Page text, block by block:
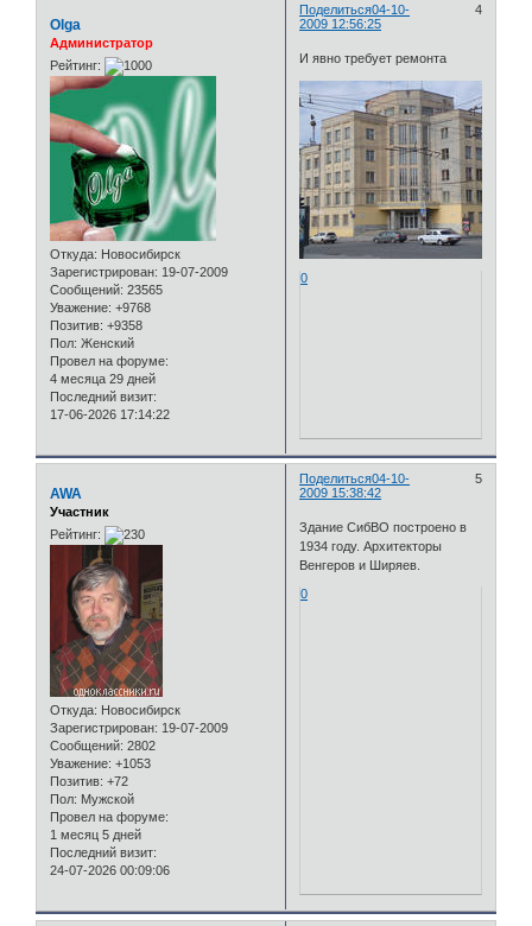
Поделиться 4
04-10-
2009 12:56:25
Olga
Администратор
Рейтинг:
Откуда: Новосибирск
Зарегистрирован: 19-07-2009
Сообщений: 23565
Уважение: +9768
Позитив: +9358
Пол: Женский
Провел на форуме:
4 месяца 29 дней
Последний визит:
17-06-2026 17:14:22
И явно требует ремонта
0
Поделиться 5
04-10-
2009 15:38:42
AWA
Участник
Рейтинг:
Откуда: Новосибирск
Зарегистрирован: 19-07-2009
Сообщений: 2802
Уважение: +1053
Позитив: +72
Пол: Мужской
Провел на форуме:
1 месяц 5 дней
Последний визит:
24-07-2026 00:09:06
Здание СибВО построено в
1934 году. Архитекторы
Венгеров и Ширяев.
0